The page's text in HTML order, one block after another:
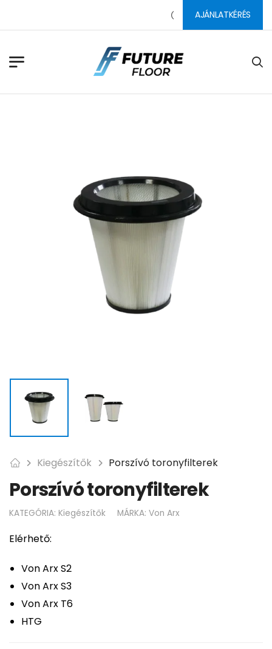
PADLÓAJÁNLATKÉRÉS
Kiegészítők Porszívó toronyfilterek
Porszívó toronyfilterek
KATEGÓRIA: Kiegészítők MÁRKA: Von Arx
Elérhető:
Von Arx S2
Von Arx S3
Von Arx T6
HTG